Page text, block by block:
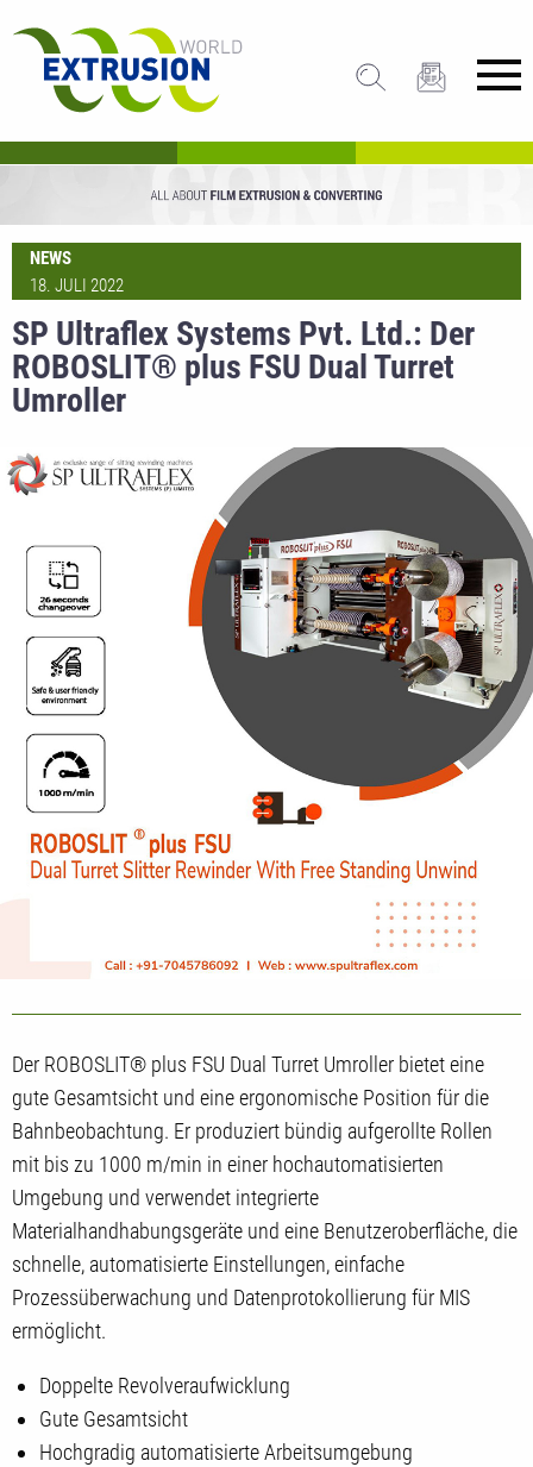
NEWS
18. JULI 2022
SP Ultraflex Systems Pvt. Ltd.: Der
ROBOSLIT® plus FSU Dual Turret
Umroller
Der ROBOSLIT® plus FSU Dual Turret Umroller bietet eine
gute Gesamtsicht und eine ergonomische Position für die
Bahnbeobachtung. Er produziert bündig aufgerollte Rollen
mit bis zu 1000 m/min in einer hochautomatisierten
Umgebung und verwendet integrierte
Materialhandhabungsgeräte und eine Benutzeroberfläche, die
schnelle, automatisierte Einstellungen, einfache
Prozessüberwachung und Datenprotokollierung für MIS
ermöglicht.
Doppelte Revolveraufwicklung
Gute Gesamtsicht
Hochgradig automatisierte Arbeitsumgebung